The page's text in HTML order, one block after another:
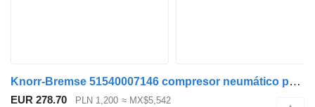
Knorr-Bremse 51540007146 compresor neumático para MAN TGX TGS cabeza tractora
EUR 278.70 PLN 1,200 ≈ MX$5,542